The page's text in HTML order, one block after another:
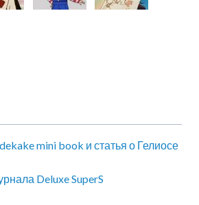
mini book и статья о Гелиосе
Deluxe SuperS